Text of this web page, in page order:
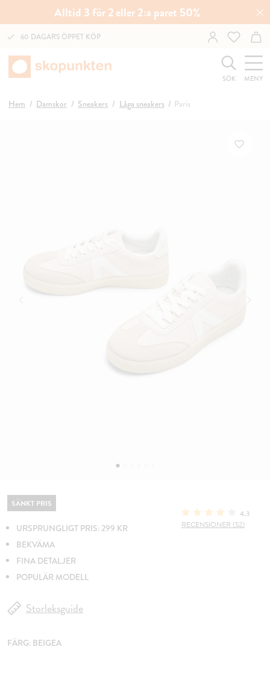
Alltid 3 för 2 eller 2:a paret 50%
60 DAGARS ÖPPET KÖP
SÖK MENY
Hem Damskor Sneakers Låga sneakers Paris
SÄNKT PRIS
URSPRUNGLIGT PRIS: 299 KR
BEKVÄMA
FINA DETALJER
POPULÄR MODELL
4.3
RECENSIONER (52)
Storleksguide
FÄRG: BEIGEA